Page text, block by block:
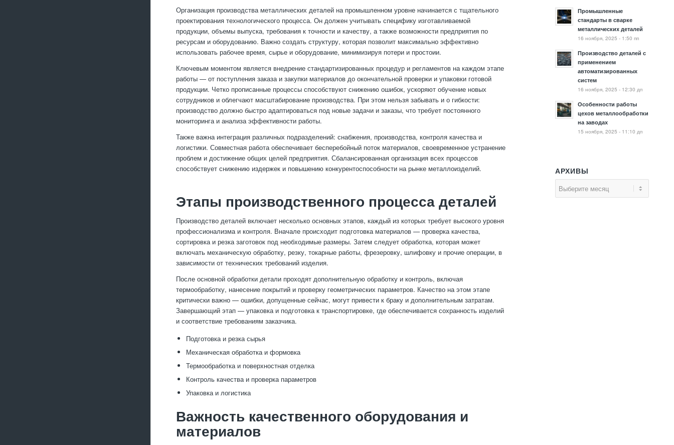
Организация производства металлических деталей на промышленном уровне начинается с тщательного
проектирования технологического процесса. Он должен учитывать специфику изготавливаемой
продукции, объемы выпуска, требования к точности и качеству, а также возможности предприятия по
ресурсам и оборудованию. Важно создать структуру, которая позволит максимально эффективно
использовать рабочее время, сырье и оборудование, минимизируя потери и простоии.
Ключевым моментом является внедрение стандартизированных процедур и регламентов на каждом этапе
работы — от поступления заказа и закупки материалов до окончательной проверки и упаковки готовой
продукции. Четко прописанные процессы способствуют снижению ошибок, ускоряют обучение новых
сотрудников и облегчают масштабирование производства. При этом нельзя забывать и о гибкости:
производство должно быстро адаптироваться под новые задачи и заказы, что требует постоянного
мониторинга и анализа эффективности работы.
Также важна интеграция различных подразделений: снабжения, производства, контроля качества и
логистики. Совместная работа обеспечивает бесперебойный поток материалов, своевременное устранение
проблем и достижение общих целей предприятия. Сбалансированная организация всех процессов
способствует снижению издержек и повышению конкурентоспособности на рынке металлоизделий.
Этапы производственного процесса деталей
Производство деталей включает несколько основных этапов, каждый из которых требует высокого уровня
профессионализма и контроля. Вначале происходит подготовка материалов — проверка качества,
сортировка и резка заготовок под необходимые размеры. Затем следует обработка, которая может
включать механическую обработку, резку, токарные работы, фрезеровку, шлифовку и прочие операции, в
зависимости от технических требований изделия.
После основной обработки детали проходят дополнительную обработку и контроль, включая
термообработку, нанесение покрытий и проверку геометрических параметров. Качество на этом этапе
критически важно — ошибки, допущенные сейчас, могут привести к браку и дополнительным затратам.
Завершающий этап — упаковка и подготовка к транспортировке, где обеспечивается сохранность изделий
и соответствие требованиям заказчика.
Подготовка и резка сырья
Механическая обработка и формовка
Термообработка и поверхностная отделка
Контроль качества и проверка параметров
Упаковка и логистика
Важность качественного оборудования и
материалов
Промышленные
стандарты в сварке
металлических деталей
16 ноября, 2025 - 1:50 пп
Производство деталей с
применением
автоматизированных
систем
16 ноября, 2025 - 12:30 дп
Особенности работы
цехов металлообработки
на заводах
15 ноября, 2025 - 11:10 дп
АРХИВЫ